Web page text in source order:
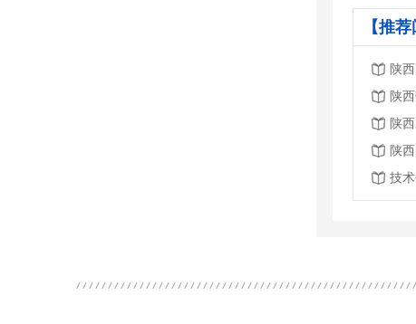
【推
陕
陕
陕
陕
技